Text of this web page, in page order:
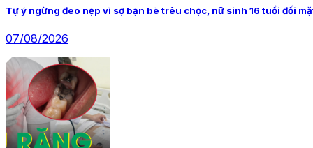
Tự ý ngừng đeo nẹp vì sợ bạn bè trêu chọc, nữ sinh 16 tuổi đối
07/08/2026